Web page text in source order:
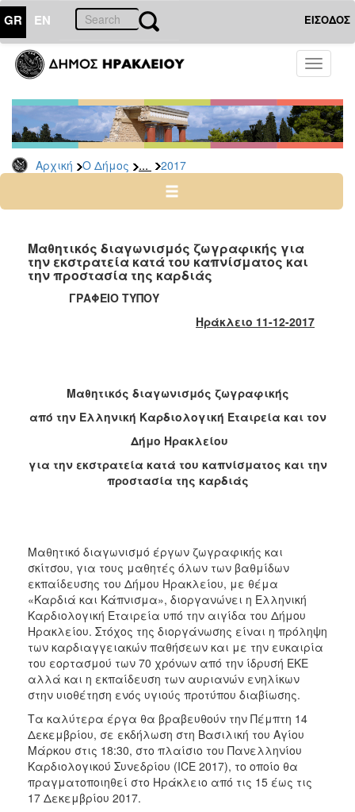
GR EN ΕΙΣΟΔΟΣ
Toggle
Αρχική Ο Δήμος ... 2017
ΔΗΜΟΣ
Δελτία
Τύπου
Αρχείο
2026
2024
2022
2021
2015
2012
2006
ΤΟΠΟΣ
ΠΟΛΙΤΙΣΜΟΣ
ΑΝΘΕΚΤΙΚΗ
ΠΟΛΗ
Μαθητικός διαγωνισμός ζωγραφικής για
την εκστρατεία κατά του καπνίσματος και
την προστασία της καρδιάς
ΓΡΑΦΕΙΟ ΤΥΠΟΥ
Ηράκλειο 11-12-2017
Μαθητικός διαγωνισμός ζωγραφικής
από την Ελληνική Καρδιολογική Εταιρεία και τον
Δήμο Ηρακλείου
για την εκστρατεία κατά του καπνίσματος και την
προστασία της καρδιάς
Μαθητικό διαγωνισμό έργων ζωγραφικής και
σκίτσου, για τους μαθητές όλων των βαθμίδων
εκπαίδευσης του Δήμου Ηρακλείου, με θέμα
«Καρδιά και Κάπνισμα», διοργανώνει η Ελληνική
Καρδιολογική Εταιρεία υπό την αιγίδα του Δήμου
Ηρακλείου. Στόχος της διοργάνωσης είναι η πρόληψη
των καρδιαγγειακών παθήσεων και με την ευκαιρία
του εορτασμού των 70 χρόνων από την ίδρυσή ΕΚΕ
αλλά και η εκπαίδευση των αυριανών ενηλίκων
στην υιοθέτηση ενός υγιούς προτύπου διαβίωσης.
Τα καλύτερα έργα θα βραβευθούν την Πέμπτη 14
Δεκεμβρίου, σε εκδήλωση στη Βασιλική του Αγίου
Μάρκου στις 18:30, στο πλαίσιο του Πανελληνίου
Καρδιολογικού Συνεδρίου (ICE 2017), το οποίο θα
πραγματοποιηθεί στο Ηράκλειο από τις 15 έως τις
17 Δεκεμβρίου 2017.